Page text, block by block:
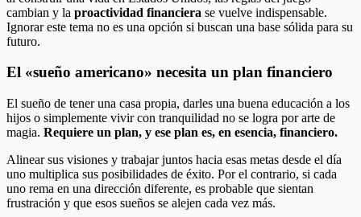
cambian y la proactividad financiera se vuelve indispensable.
Ignorar este tema no es una opción si buscan una base sólida para su
futuro.
El «sueño americano» necesita un plan financiero
El sueño de tener una casa propia, darles una buena educación a los
hijos o simplemente vivir con tranquilidad no se logra por arte de
magia. Requiere un plan, y ese plan es, en esencia, financiero.
Alinear sus visiones y trabajar juntos hacia esas metas desde el día
uno multiplica sus posibilidades de éxito. Por el contrario, si cada
uno rema en una dirección diferente, es probable que sientan
frustración y que esos sueños se alejen cada vez más.